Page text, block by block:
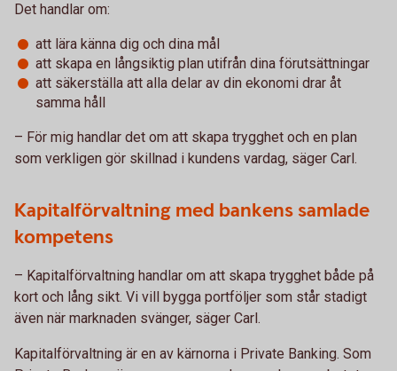
Det handlar om:
att lära känna dig och dina mål
att skapa en långsiktig plan utifrån dina förutsättningar
att säkerställa att alla delar av din ekonomi drar åt
samma håll
– För mig handlar det om att skapa trygghet och en plan
som verkligen gör skillnad i kundens vardag, säger Carl.
Kapitalförvaltning med bankens samlade
kompetens
– Kapitalförvaltning handlar om att skapa trygghet både på
kort och lång sikt. Vi vill bygga portföljer som står stadigt
även när marknaden svänger, säger Carl.
Kapitalförvaltning är en av kärnorna i Private Banking. Som